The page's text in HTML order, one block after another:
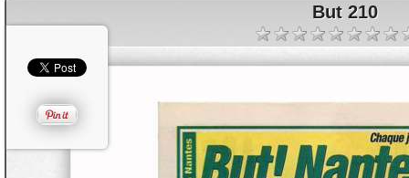
But 210